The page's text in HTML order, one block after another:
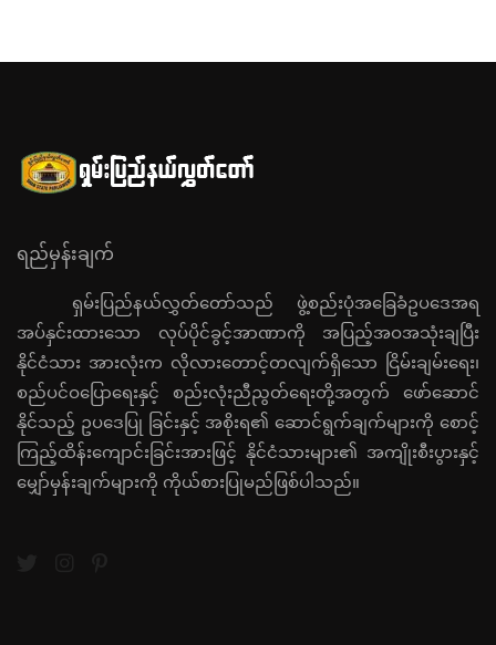
ရည်မှန်းချက်
ရှမ်းပြည်နယ်လွှတ်တော်သည် ဖွဲ့စည်းပုံအခြေခံဥပဒေအရ
အပ်နှင်းထားသော လုပ်ပိုင်ခွင့်အာဏာကို အပြည့်အဝအသုံးချပြီး
နိုင်ငံသား အားလုံးက လိုလားတောင့်တလျက်ရှိသော ငြိမ်းချမ်းရေး၊
စည်ပင်ဝပြောရေးနှင့် စည်းလုံးညီညွတ်ရေးတို့အတွက် ဖော်ဆောင်
နိုင်သည့် ဥပဒေပြု ခြင်းနှင့် အစိုးရ၏ ဆောင်ရွက်ချက်များကို စောင့်
ကြည့်ထိန်းကျောင်းခြင်းအားဖြင့် နိုင်ငံသားများ၏ အကျိုးစီးပွားနှင့်
မျှော်မှန်းချက်များကို ကိုယ်စားပြုမည်ဖြစ်ပါသည်။